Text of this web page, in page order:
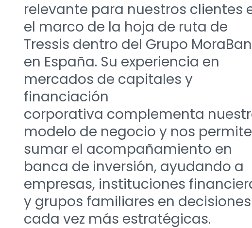
relevante para nuestros clientes
el marco de la hoja de ruta de
Tressis dentro del Grupo
en España. Su experiencia en
mercados de capitales y
financiación
corporativa complementa
modelo de negocio y nos permite
sumar el acompañamiento en
banca de inversión, ayudando a
empresas, instituciones
y grupos familiares en decisiones
cada vez más estratégicas.